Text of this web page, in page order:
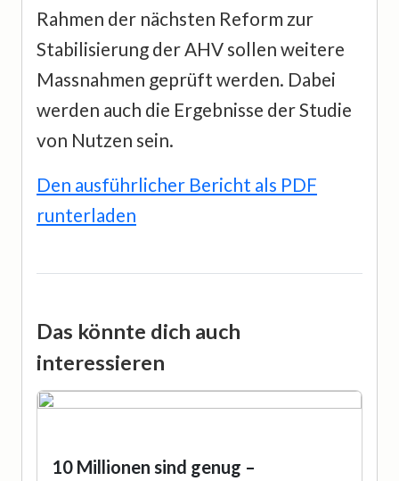
Rahmen der nächsten Reform zur
Stabilisierung der AHV sollen weitere
Massnahmen geprüft werden. Dabei
werden auch die Ergebnisse der Studie
von Nutzen sein.
Den ausführlicher Bericht als PDF
runterladen
Das könnte dich auch
interessieren
10 Millionen sind genug –